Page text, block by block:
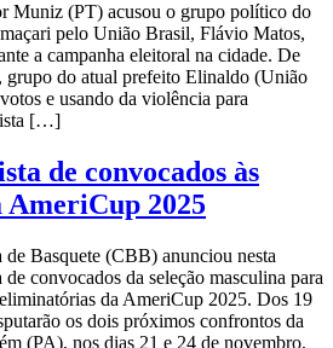
Muniz (PT) acusou o grupo político do
pelo União Brasil, Flávio Matos,
a campanha eleitoral na cidade. De
grupo do atual prefeito Elinaldo (União
e usando da violência para
[…]
de convocados às
2025
Basquete (CBB) anunciou nesta
convocados da seleção masculina para
da AmeriCup 2025. Dos 19
os dois próximos confrontos da
(PA), nos dias 21 e 24 de novembro,